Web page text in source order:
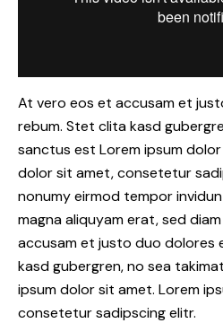
At vero eos et accusam et
rebum. Stet clita kasd
sanctus est Lorem ipsum
dolor sit amet, consetetur
nonumy eirmod tempor
magna aliquyam erat, sed
accusam et justo duo dolores
kasd gubergren, no sea
ipsum dolor sit amet. Lorem
consetetur sadipscing elitr.